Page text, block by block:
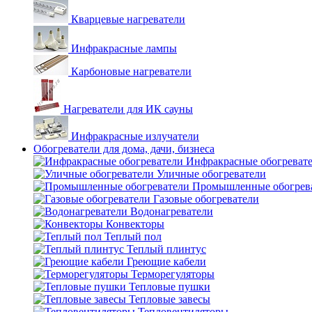
Кварцевые нагреватели
Инфракрасные лампы
Карбоновые нагреватели
Нагреватели для ИК сауны
Инфракрасные излучатели
Обогреватели для дома, дачи, бизнеса
Инфракрасные
Уличные обогреватели
Промышленные
Газовые обогреватели
Водонагреватели
Конвекторы
Теплый пол
Теплый плинтус
Греющие кабели
Терморегуляторы
Тепловые пушки
Тепловые завесы